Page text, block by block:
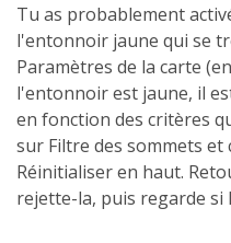
Tu as probablement
l'entonnoir jaune qui se
Paramètres de la carte
l'entonnoir est jaune, il
en fonction des critères
sur Filtre des sommets
Réinitialiser en haut.
rejette-la, puis regarde si